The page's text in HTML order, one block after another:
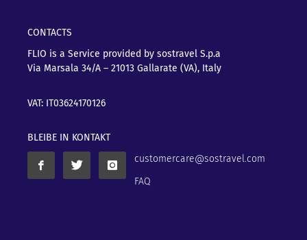
CONTACTS
FLIO is a Service provided by sostravel S.p.a
Via Marsala 34/A – 21013 Gallarate (VA), Italy
VAT: IT03624170126
BLEIBE IN KONTAKT
customercare@sostravel.com
FAQ